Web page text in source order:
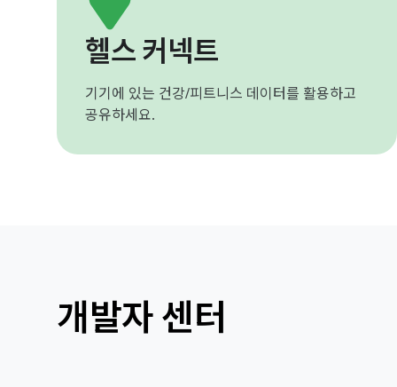
헬스 커넥트
기기에 있는 건강/피트니스 데이터를 활용하고
공유하세요.
개발자 센터